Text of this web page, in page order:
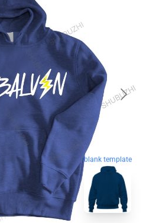
blank template